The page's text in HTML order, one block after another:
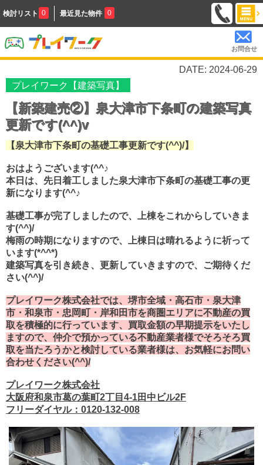
検討リスト 0 最近見た物件 0
お問合せ
DATE: 2024-06-29
プレイワーク【建築写真】
【新築建売②】泉大津市下条町の建築写真
更新です(^^)v
【泉大津市下条町の基礎工事更新です(^^)/】
おはようございます(^^♪
本日は、先日着工しました泉大津市下条町の基礎工事の更
新になります(^^♪
基礎工事が完了しましたので、上棟をこれからしていきま
す(^^)/
梅雨の時期になりますので、上棟日は晴れるように祈って
います(*^^*)
建築写真を引き続き、更新していきますので、ご期待くだ
さい(^^)/
プレイワーク株式会社では、堺市全域・高石市・泉大津
市・和泉市・忠岡町・岸和田市を商圏エリアに不動産の買
取を積極的に行っています、買取金額の早期提示をいたし
ますので、仲介で預かっている不動産業者様でそろそろ買
取を当たろうかと検討している業者様は、お気軽にお問い
合わせください(^^)/
プレイワーク株式会社
大阪府和泉市葛の葉町2丁目4-1田中ビル2F
フリーダイヤル：0120-132-008